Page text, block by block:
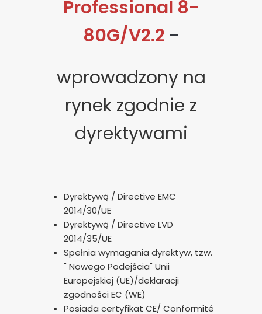
Professional 8-
80G/V2.2 -
wprowadzony na
rynek zgodnie z
dyrektywami
Dyrektywą / Directive EMC
2014/30/UE
Dyrektywą / Directive LVD
2014/35/UE
Spełnia wymagania dyrektyw, tzw.
" Nowego Podejścia" Unii
Europejskiej (UE)/deklaracji
zgodności EC (WE)
Posiada certyfikat CE/ Conformité